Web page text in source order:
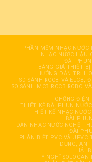
PHẦN MỀM NHẠC NƯỚC
NHẠC NƯỚC HẬU
ĐÀI PHUN
BẢNG GIÁ THIẾT
HƯỚNG DẪN TRỊ
SO SÁNH RCCB VÀ ELCB,
SO SÁNH MCB RCCB RCBO
CHỐNG ĐIỆN
THIẾT KẾ ĐÀI PHUN
THIẾT KẾ NHẠC
ĐÀI
DÀN NHẠC NƯỚC NGHỆ
ĐÀI
PHÂN BIỆT PVC VÀ UPVC
DỤNG, AN
HẢI
Ý NGHĨ SOLOGAN